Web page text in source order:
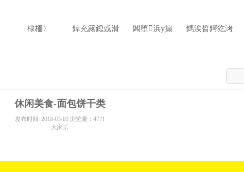
棣栭〉 鍏充簬鎴戜滑 闆堕浜у搧 鎷涘晢鍔犵洘
休闲美食-面包饼干类
发布时间: 2018-03-03 浏览量：4771
大家乐